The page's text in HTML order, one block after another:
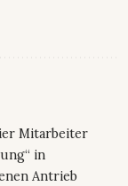
Mitarbeiter
in
Antrieb